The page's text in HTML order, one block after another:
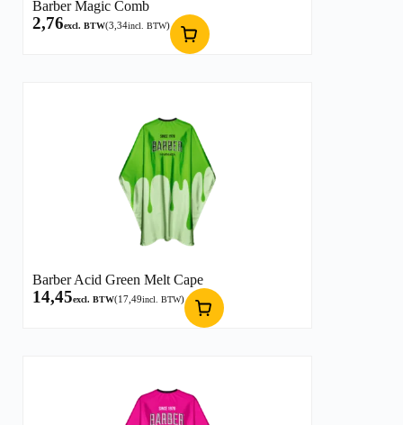
Barber Magic Comb
2,76excl. BTW(3,34incl. BTW)
Barber Acid Green Melt Cape
14,45excl. BTW(17,49incl. BTW)